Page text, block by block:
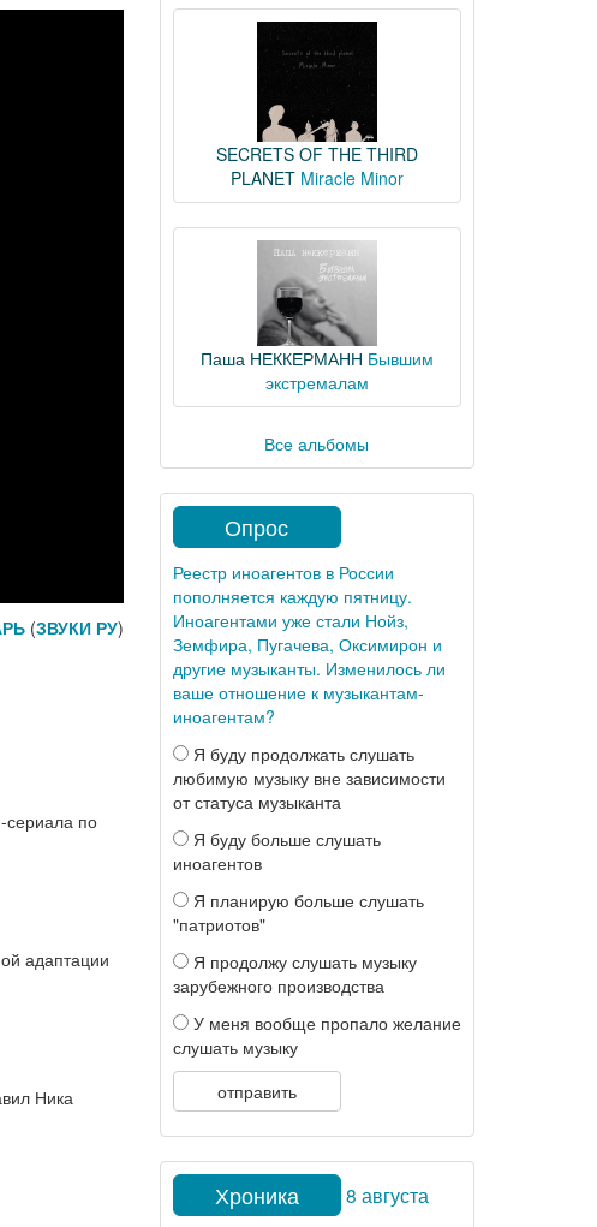
(ЗВУКИ РУ)
по
адаптации
Ника
SECRETS OF THE THIRD
PLANET Miracle Minor
Паша НЕККЕРМАНН Бывшим
экстремалам
Все альбомы
Опрос
Реестр иноагентов в России
пополняется каждую пятницу.
Иноагентами уже стали Нойз,
Земфира, Пугачева, Оксимирон и
другие музыканты. Изменилось ли
ваше отношение к музыкантам-
иноагентам?
Я буду продолжать слушать
любимую музыку вне зависимости
от статуса музыканта
Я буду больше слушать
иноагентов
Я планирую больше слушать
"патриотов"
Я продолжу слушать музыку
зарубежного производства
У меня вообще пропало желание
слушать музыку
отправить
Хроника 8 августа